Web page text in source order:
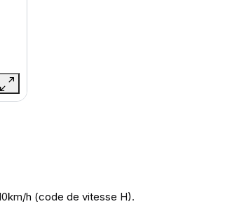
h (code de vitesse H).